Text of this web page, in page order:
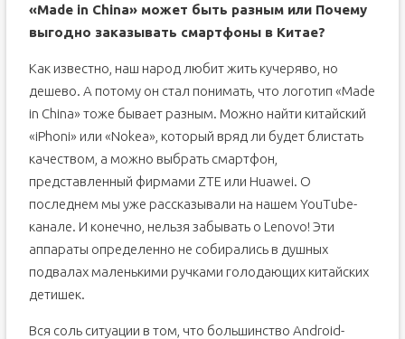
«Made in China» может быть разным или Почему
выгодно заказывать смартфоны в Китае?
Как известно, наш народ любит жить кучеряво, но
дешево. А потому он стал понимать, что логотип «Made
in China» тоже бывает разным. Можно найти китайский
«iPhoni» или «Nokea», который вряд ли будет блистать
качеством, а можно выбрать смартфон,
представленный фирмами ZTE или Huawei. О
последнем мы уже рассказывали на нашем YouTube-
канале. И конечно, нельзя забывать о Lenovo! Эти
аппараты определенно не собирались в душных
подвалах маленькими ручками голодающих китайских
детишек.
Вся соль ситуации в том, что большинство Android-